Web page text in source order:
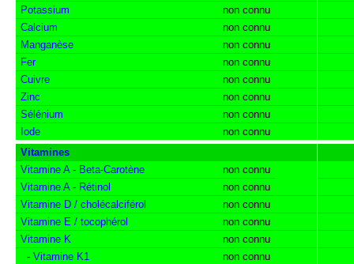
Potassium
non connu
Calcium
non connu
Manganèse
non connu
Fer
non connu
Cuivre
non connu
Zinc
non connu
Sélénium
non connu
Iode
non connu
Vitamines
Vitamine A - Beta-Carotène
non connu
Vitamine A - Rétinol
non connu
Vitamine D / cholécalciférol
non connu
Vitamine E / tocophérol
non connu
Vitamine K
non connu
- Vitamine K1
non connu